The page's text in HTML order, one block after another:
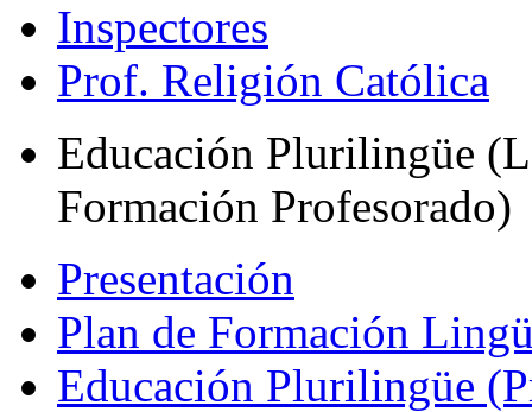
Inspectores
Prof. Religión Católica
Educación Plurilingüe
Formación Profesorado)
Presentación
Plan de Formación
Educación Plurilingüe